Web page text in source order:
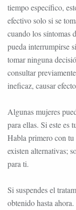
tiempo específico,
efectivo solo si se
cuando los síntomas
pueda interrumpirse
tomar ninguna
consultar
ineficaz, causar
Algunas mujeres
para ellas. Si este es
Habla primero con
existen alternativas;
para ti.
Si suspendes el
obtenido hasta